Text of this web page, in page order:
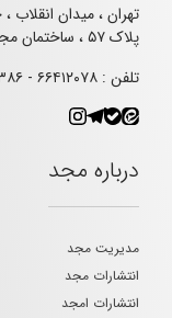
تهران ، میدان انقلاب
پلاک ۵۷ ، ساختمان مجد
تلفن : ۶۶۴۱۲۰۷۸ - ۶۶۹۶۳۳۸۶ - ۰۲۱۶۶۴۹۵۰۳۴
درباره مجد
مدیریت مجد
انتشارات مجد
انتشارات امجد